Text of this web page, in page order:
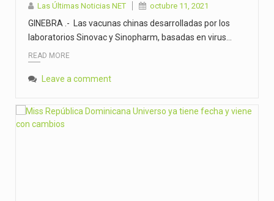
Las Últimas Noticias NET octubre 11, 2021
GINEBRA .- Las vacunas chinas desarrolladas por los
laboratorios Sinovac y Sinopharm, basadas en virus…
READ MORE
Leave a comment